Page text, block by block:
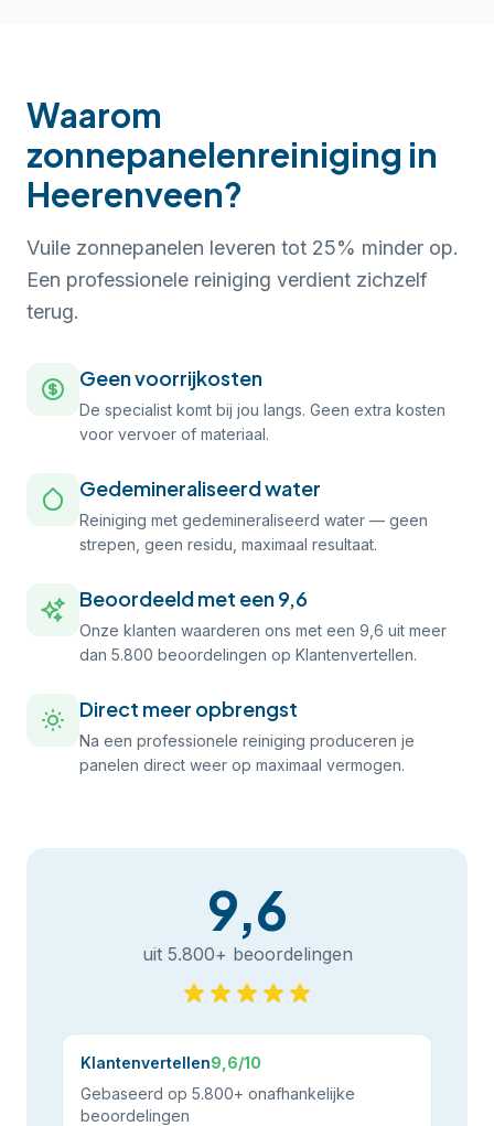
Waarom
zonnepanelenreiniging in
Heerenveen?
Vuile zonnepanelen leveren tot 25% minder op.
Een professionele reiniging verdient zichzelf
terug.
Geen voorrijkosten
De specialist komt bij jou langs. Geen extra kosten
voor vervoer of materiaal.
Gedemineraliseerd water
Reiniging met gedemineraliseerd water — geen
strepen, geen residu, maximaal resultaat.
Beoordeeld met een 9,6
Onze klanten waarderen ons met een 9,6 uit meer
dan 5.800 beoordelingen op Klantenvertellen.
Direct meer opbrengst
Na een professionele reiniging produceren je
panelen direct weer op maximaal vermogen.
9,6
uit 5.800+ beoordelingen
Klantenvertellen9,6/10
Gebaseerd op 5.800+ onafhankelijke
beoordelingen